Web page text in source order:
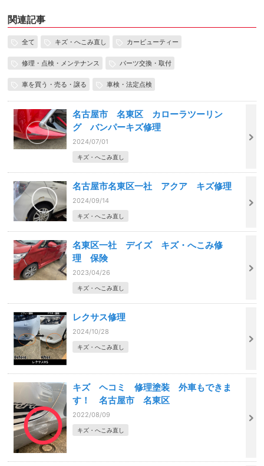
関連記事
全て キズ・へこみ直し カービューティー
修理・点検・メンテナンス パーツ交換・取付
車を買う・売る・譲る 車検・法定点検
名古屋市 名東区 カローラツーリン
グ バンパーキズ修理
2024/07/01
キズ・へこみ直し
名古屋市名東区一社 アクア キズ修理
2024/09/14
キズ・へこみ直し
名東区一社 デイズ キズ・へこみ修
理 保険
2023/04/26
キズ・へこみ直し
レクサス修理
2024/10/28
キズ・へこみ直し
キズ ヘコミ 修理塗装 外車もできま
す！ 名古屋市 名東区
2022/08/09
キズ・へこみ直し